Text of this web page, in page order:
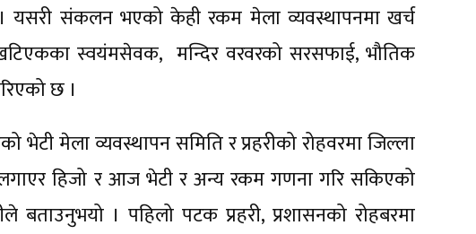
यसरी संकलन भएको केही रकम मेला व्यवस्थापनमा खर्च
स्वयंमसेवक, मन्दिर वरवरको सरसफाई, भौतिक
छ ।
मेला व्यवस्थापन समिति र प्रहरीको रोहवरमा जिल्ला
लगाएर हिजो र आज भेटी र अन्य रकम गणना गरि सकिएको
बताउनुभयो । पहिलो पटक प्रहरी, प्रशासनको रोहबरमा